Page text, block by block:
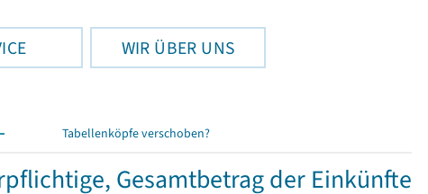
WIR ÜBER UNS
Tabellenköpfe verschoben?
Gesamtbetrag der Einkünfte